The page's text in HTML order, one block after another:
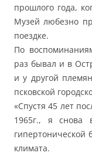
прошлого года,
Музей любезно
поездке.
По
раз бывал и в
и у другой
псковской
«Спустя 45 лет
1965г., я снова
гипертонической
климата.